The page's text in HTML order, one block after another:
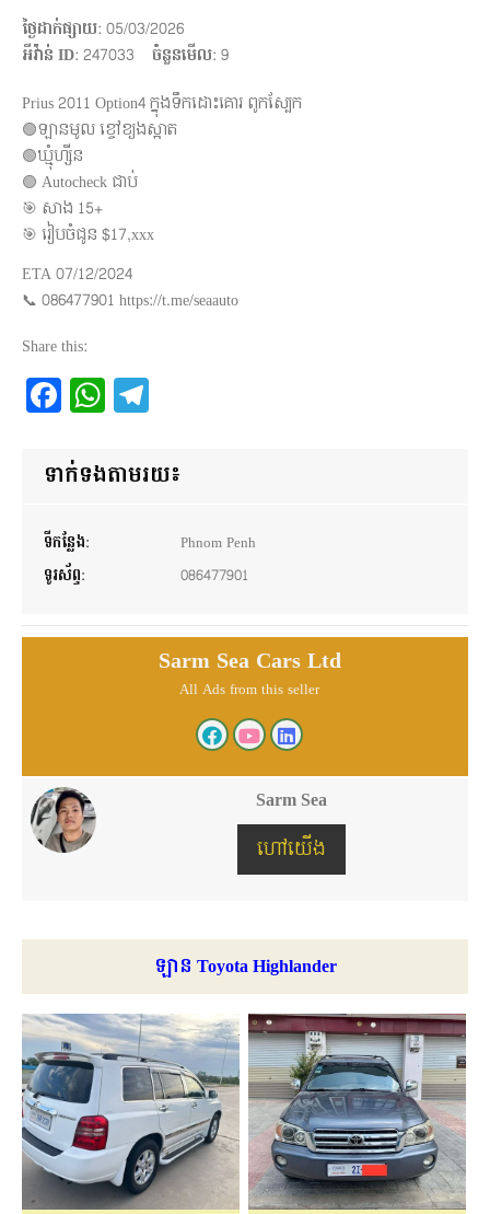
ថ្ងៃដាក់ផ្សាយ: 05/03/2026
អីវ៉ាន់ ID: 247033 ចំនួនមើល: 9
Prius 2011 Option4 ក្នុងទឹកដោះគោរ​ ពូកស្បែក
🟢ឡានមូល ខ្ចៅខ្យងស្អាត​
🟢ឃ្មុំហ្សីន
🟢 Autocheck ជាប់
​🎯 សាង 15+
🎯 រៀបចំជូន $17,xxx
ETA 07/12/2024
📞 086477901 https://t.me/seaauto
Share this:
Facebook
WhatsApp
ទាក់ទងតាមរយ៖
ទីកន្លែង:
Phnom Penh
ទូរស័ព្ទ:
086477901
Sarm Sea Cars Ltd
All Ads from this seller
Sarm Sea
ហៅយើង
ឡាន Toyota Highlander